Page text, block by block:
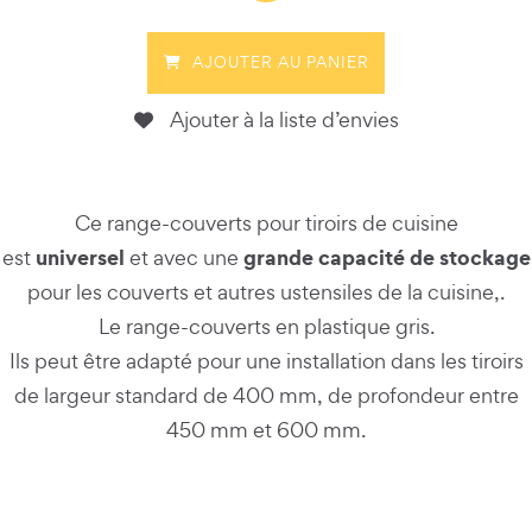
AJOUTER AU PANIER
Ajouter à la liste d’envies
Ce range-couverts pour tiroirs de cuisine
est universel et avec une grande capacité de stockage
pour les couverts et autres ustensiles de la cuisine,.
Le range-couverts en plastique gris.
Ils peut être adapté pour une installation dans les tiroirs
de largeur standard de 400 mm, de profondeur entre
450 mm et 600 mm.